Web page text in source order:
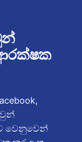
වෙනුවෙන්